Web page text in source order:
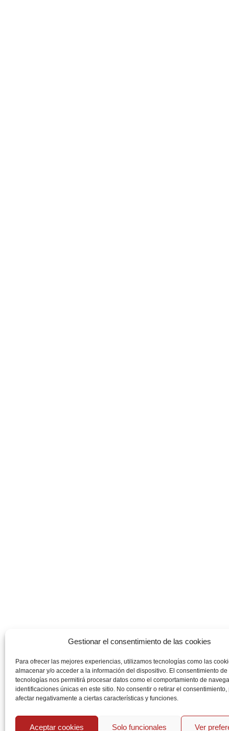
Gestionar el consentimiento de las cookies
Para ofrecer las mejores experiencias, utilizamos tecnologías como las
almacenar y/o acceder a la información del dispositivo. El consentimiento de
tecnologías nos permitirá procesar datos como el comportamiento de
identificaciones únicas en este sitio. No consentir o retirar el consentimiento,
afectar negativamente a ciertas características y funciones.
Aceptar cookies Solo funcionales Ver